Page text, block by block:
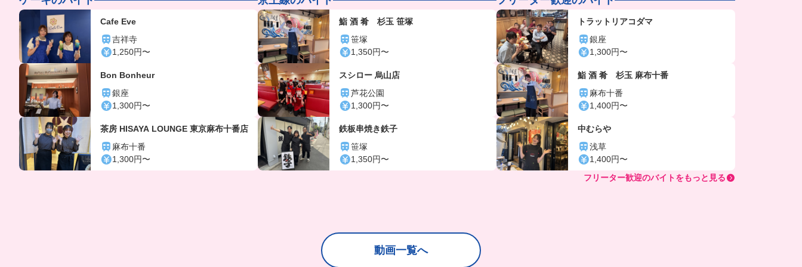
Cafe Eve
吉祥寺
1,250円〜
Bon Bonheur
銀座
1,300円〜
茶房 HISAYA LOUNGE 東京麻布十番店
麻布十番
1,300円〜
鮨 酒 肴 杉玉 笹塚
笹塚
1,350円〜
スシロー 烏山店
芦花公園
1,300円〜
鉄板串焼き鉄子
笹塚
1,350円〜
トラットリアコダマ
銀座
1,300円〜
鮨 酒 肴 杉玉 麻布十番
麻布十番
1,400円〜
中むらや
浅草
1,400円〜
フリーター歓迎のバイトをもっと見る
動画一覧へ